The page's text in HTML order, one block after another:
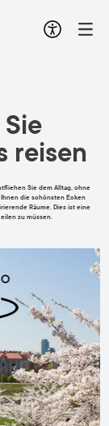
reisen
Sie dem Alltag, ohne
Ihnen die schönsten Ecken
Räume. Dies ist eine
zu müssen.